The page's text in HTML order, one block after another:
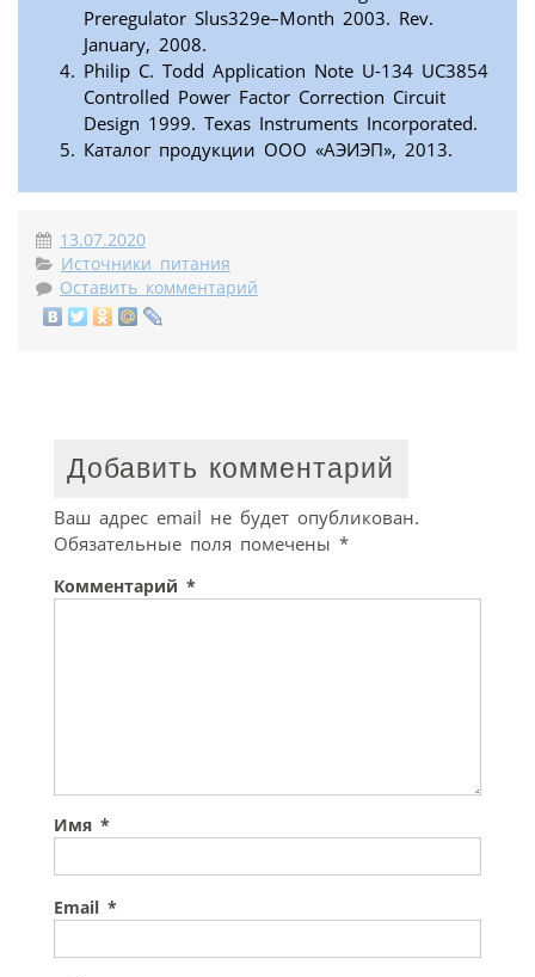
Preregulator Slus329e–Month 2003. Rev.
January, 2008.
Philip C. Todd Application Note U-134 UC3854
Controlled Power Factor Correction Circuit
Design 1999. Texas Instruments Incorporated.
Каталог продукции ООО «АЭИЭП», 2013.
13.07.2020
Источники питания
Оставить комментарий
Добавить комментарий
Ваш адрес email не будет опубликован.
Обязательные поля помечены *
Комментарий *
Имя *
Email *